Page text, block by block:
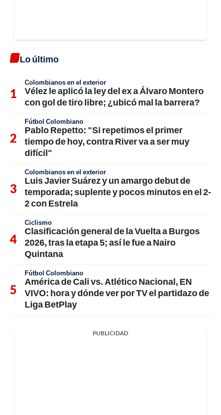
Lo último
Colombianos en el exterior
Vélez le aplicó la ley del ex a Álvaro Montero
con gol de tiro libre; ¿ubicó mal la barrera?
Fútbol Colombiano
Pablo Repetto: "Si repetimos el primer
tiempo de hoy, contra River va a ser muy
difícil"
Colombianos en el exterior
Luis Javier Suárez y un amargo debut de
temporada; suplente y pocos minutos en el 2-
2 con Estrela
Ciclismo
Clasificación general de la Vuelta a Burgos
2026, tras la etapa 5; así le fue a Nairo
Quintana
Fútbol Colombiano
América de Cali vs. Atlético Nacional, EN
VIVO: hora y dónde ver por TV el partidazo de
Liga BetPlay
PUBLICIDAD